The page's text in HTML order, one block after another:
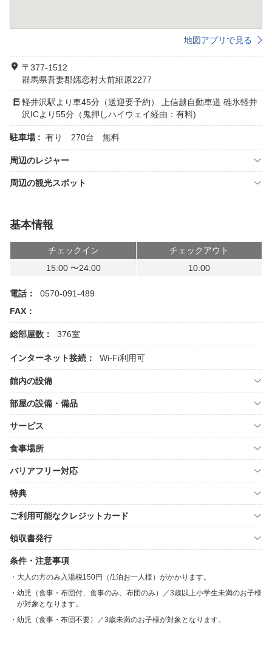
地図アプリで見る
〒377-1512
群馬県吾妻郡嬬恋村大前細原2277
軽井沢駅より車45分（送迎要予約） 上信越自動車道 碓氷軽井
沢ICより55分（鬼押しハイウェイ経由：有料)
駐車場 : 有り 270台 無料
周辺のレジャー
周辺の観光スポット
基本情報
チェックイン
チェックアウト
15:00 〜24:00
10:00
電話：
0570-091-489
FAX：
総部屋数： 376室
インターネット接続： Wi-Fi利用可
館内の設備
部屋の設備・備品
サービス
食事場所
バリアフリー対応
特典
ご利用可能なクレジットカード
領収書発行
条件・注意事項
大人の方のみ入湯税150円（/1泊お一人様）がかかります。
幼児（食事・布団付、食事のみ、布団のみ）／3歳以上小学生未満のお子様
が対象となります。
幼児（食事・布団不要）／3歳未満のお子様が対象となります。